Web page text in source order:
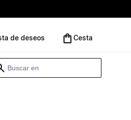
de deseos Cesta